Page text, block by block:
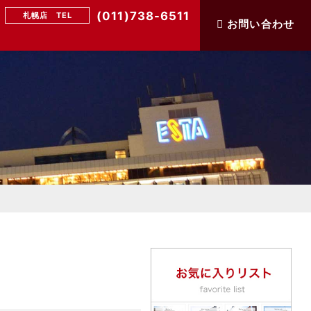
札幌店 TEL (011)738-6511
お問い合わせ